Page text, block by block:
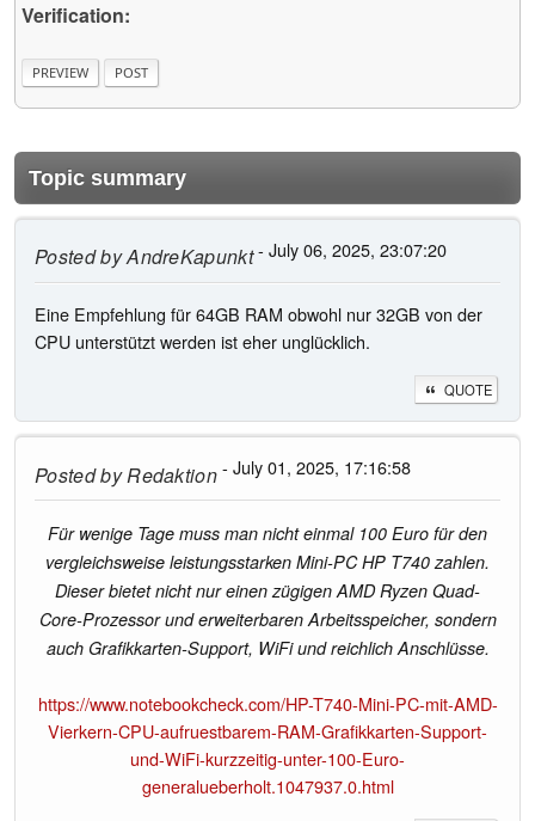
Verification:
Topic summary
Posted byAndreKapunkt- July 06, 2025, 23:07:20
Eine Empfehlung für 64GB RAM obwohl nur 32GB von der
CPU unterstützt werden ist eher unglücklich.
QUOTE
Posted byRedaktion- July 01, 2025, 17:16:58
Für wenige Tage muss man nicht einmal 100 Euro für den
vergleichsweise leistungsstarken Mini-PC HP T740 zahlen.
Dieser bietet nicht nur einen zügigen AMD Ryzen Quad-
Core-Prozessor und erweiterbaren Arbeitsspeicher, sondern
auch Grafikkarten-Support, WiFi und reichlich Anschlüsse.
https://www.notebookcheck.com/HP-T740-Mini-PC-mit-AMD-
Vierkern-CPU-aufruestbarem-RAM-Grafikkarten-Support-
und-WiFi-kurzzeitig-unter-100-Euro-
generalueberholt.1047937.0.html